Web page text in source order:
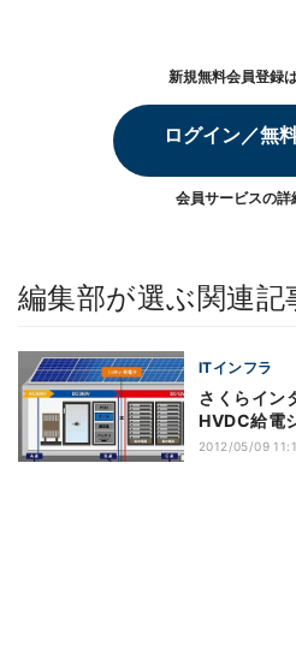
新規無料会員登録
ログイン／無
会員サービスの詳
編集部が選ぶ関連記
ITインフラ
さくらイン
HVDC給電
2012/05/09